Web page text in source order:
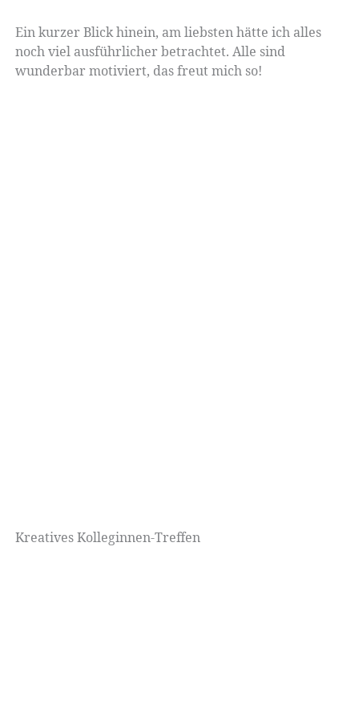
Ein kurzer Blick hinein, am liebsten hätte ich alles
noch viel ausführlicher betrachtet. Alle sind
wunderbar motiviert, das freut mich so!
Kreatives Kolleginnen-Treffen